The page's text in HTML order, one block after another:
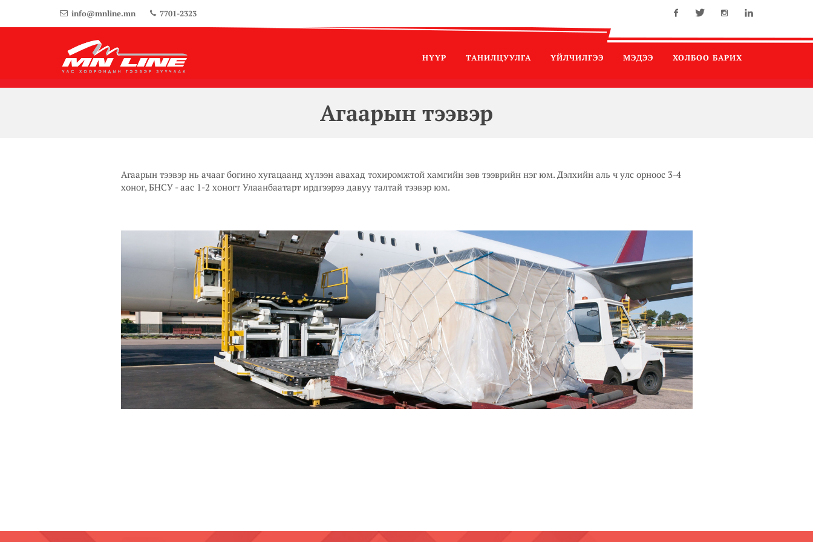
info@mnline.mn 7701-2323
FacebookTwitterInstagramLinkedin
НҮҮР
ТАНИЛЦУУЛГА ҮЙЛЧИЛГЭЭ МЭДЭЭ ХОЛБОО БАРИХ
Агаарын тээвэр
Агаарын тээвэр нь ачааг богино хугацаанд хүлээн авахад тохиромжтой хамгийн зөв тээврийн нэг юм. Дэлхийн аль ч улс орноос 3-4
хоног, БНСУ - аас 1-2 хоногт Улаанбаатарт ирдгээрээ давуу талтай тээвэр юм.